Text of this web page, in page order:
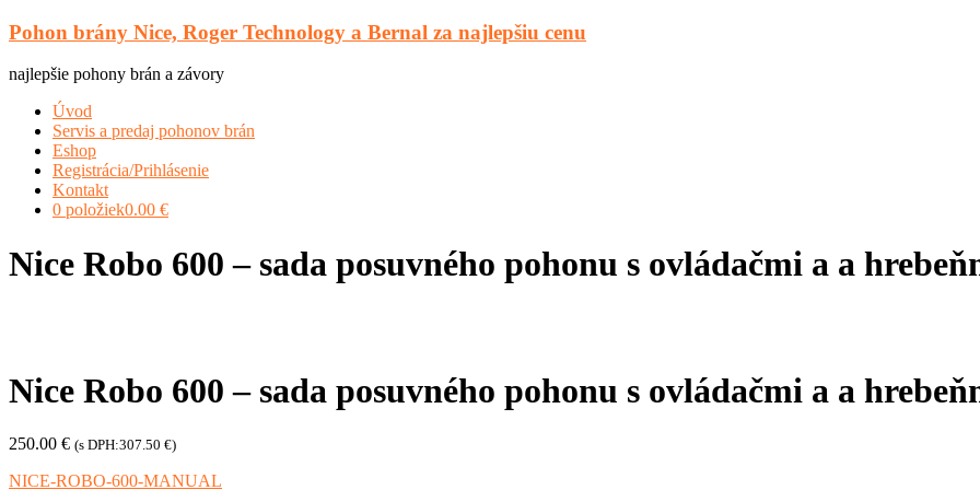
Prejsť
obsah
Pohon brány Nice, Roger Technology a Bernal za najlepšiu cenu
najlepšie pohony brán a závory
Menu
Úvod
Servis a predaj pohonov brán
Eshop
Registrácia/Prihlásenie
Kontakt
0 položiek0.00 €
Nice Robo 600 – sada posuvného pohonu s ovládačmi a a
Nice Robo 600 – sada posuvného pohonu s ovládačmi a a
250.00 € (s DPH:307.50 €)
NICE-ROBO-600-MANUAL